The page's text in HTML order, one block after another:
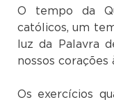
O tempo da
católicos, um
luz da Palavra
nossos corações
Os exercícios